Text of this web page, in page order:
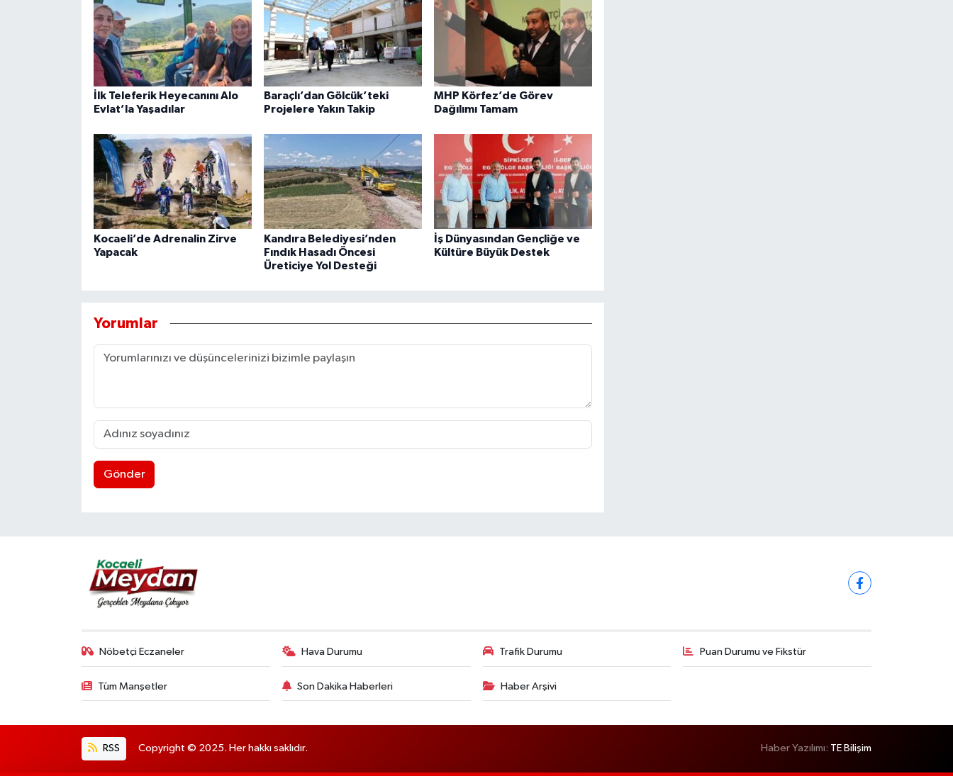
İlk Teleferik Heyecanını Alo
Evlat’la Yaşadılar
Baraçlı’dan Gölcük’teki
Projelere Yakın Takip
MHP Körfez’de Görev
Dağılımı Tamam
Kocaeli’de Adrenalin Zirve
Yapacak
Kandıra Belediyesi’nden
Fındık Hasadı Öncesi
Üreticiye Yol Desteği
İş Dünyasından Gençliğe ve
Kültüre Büyük Destek
Yorumlar
Gönder
Nöbetçi Eczaneler Hava Durumu Trafik Durumu Puan Durumu ve Fikstür
Tüm Manşetler Son Dakika Haberleri Haber Arşivi
RSS Copyright © 2025. Her hakkı saklıdır. Haber Yazılımı: TE Bilişim